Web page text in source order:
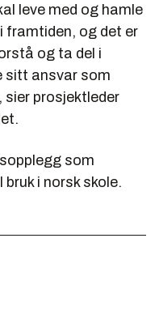
leve med og hamle
framtiden, og det er
og ta del i
sitt ansvar som
sier prosjektleder
som
i norsk skole.